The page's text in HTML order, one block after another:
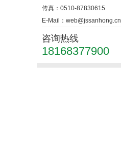
传真：0510-87830615
E-Mail：web@jssanhong.cn
咨询热线
18168377900